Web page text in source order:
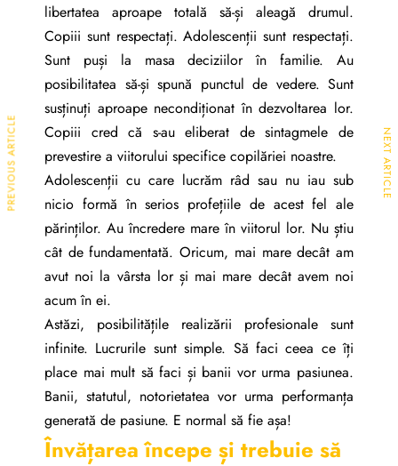
libertatea aproape totală să-și aleagă drumul.
Copiii sunt respectați. Adolescenții sunt respectați.
Sunt puși la masa deciziilor în familie. Au
posibilitatea să-și spună punctul de vedere. Sunt
susținuți aproape necondiționat în dezvoltarea lor.
Copiii cred că s-au eliberat de sintagmele de
prevestire a viitorului specifice copilăriei noastre.
Adolescenții cu care lucrăm râd sau nu iau sub
nicio formă în serios profețiile de acest fel ale
părinților. Au încredere mare în viitorul lor. Nu știu
cât de fundamentată. Oricum, mai mare decât am
avut noi la vârsta lor și mai mare decât avem noi
acum în ei.
Astăzi, posibilitățile realizării profesionale sunt
infinite. Lucrurile sunt simple. Să faci ceea ce îți
place mai mult să faci și banii vor urma pasiunea.
Banii, statutul, notorietatea vor urma performanța
generată de pasiune. E normal să fie așa!
Învățarea începe și trebuie să
PREVIOUS ARTICLE NEXT ARTICLE